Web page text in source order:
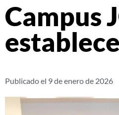
Campus
Publicado el 9 de enero de 2026